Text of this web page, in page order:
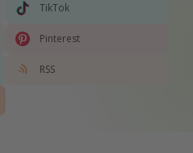
TikTok
Pinterest
RSS